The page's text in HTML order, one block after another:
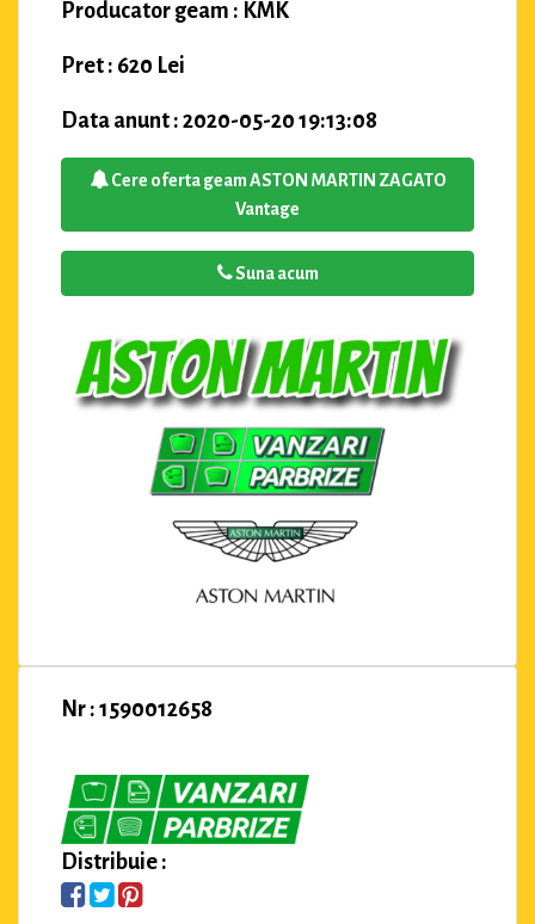
Producator geam : KMK
Pret : 620 Lei
Data anunt : 2020-05-20 19:13:08
Cere oferta geam ASTON MARTIN ZAGATO
Vantage
Suna acum
Nr : 1590012658
Distribuie :